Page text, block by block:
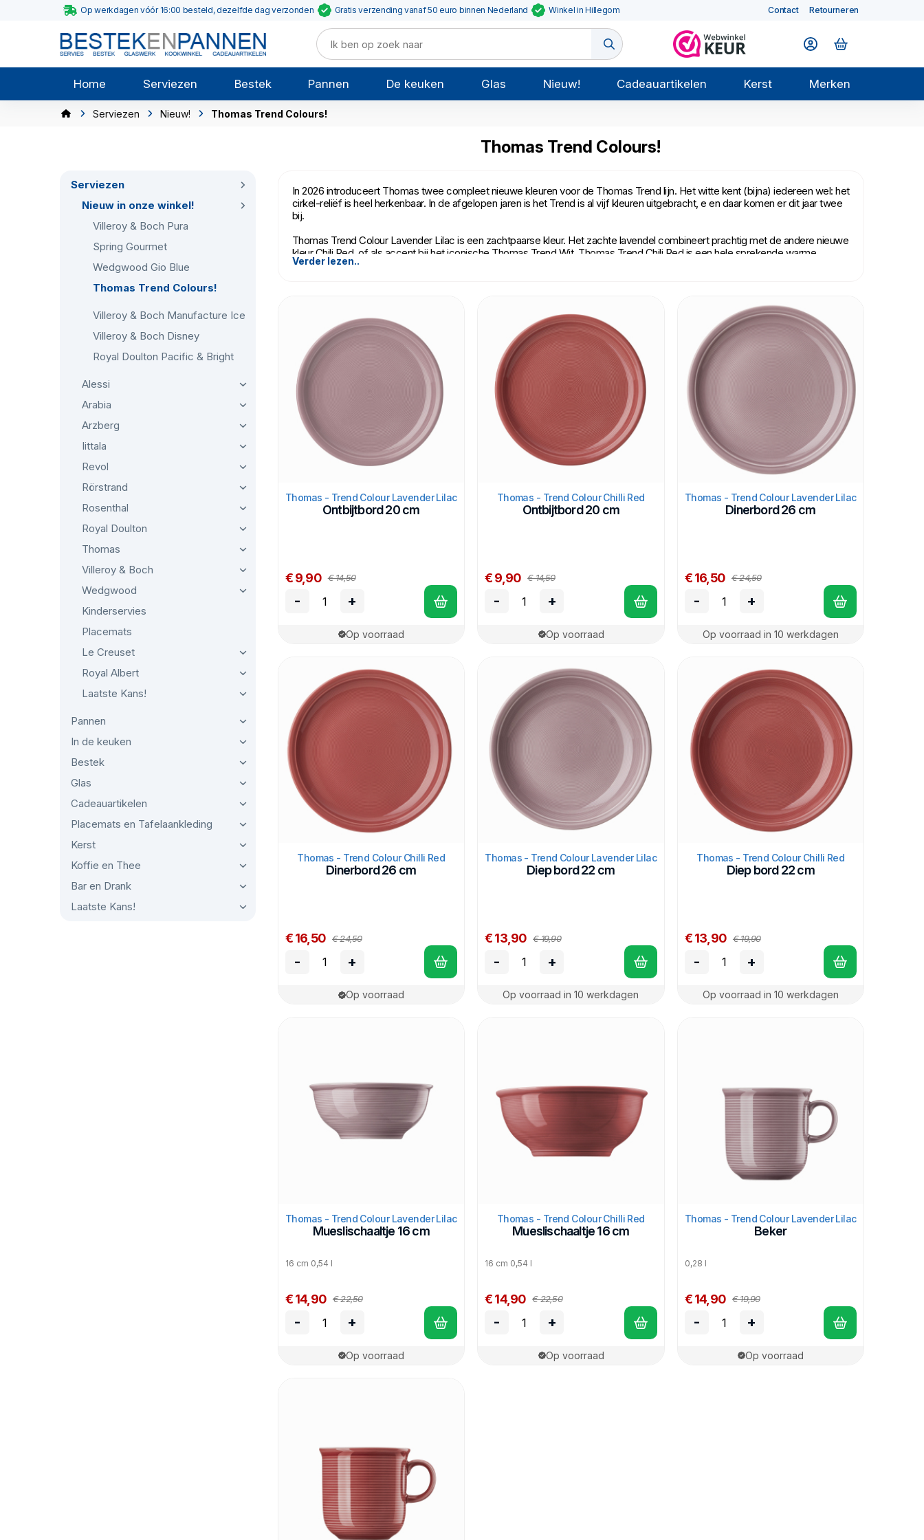
Op werkdagen vóór 16:00 besteld, dezelfde dag verzonden Gratis verzending vanaf 50 euro binnen Nederland Winkel in Hillegom Contact Retourneren
Home Serviezen Bestek Pannen De keuken Glas Nieuw! Cadeauartikelen Kerst Merken
Serviezen Nieuw! Thomas Trend Colours!
Serviezen
Nieuw in onze winkel!
Villeroy & Boch Pura
Spring Gourmet
Wedgwood Gio Blue
Thomas Trend Colours!
Villeroy & Boch Manufacture Ice
Villeroy & Boch Disney
Royal Doulton Pacific & Bright
Alessi
Arabia
Arzberg
Iittala
Revol
Rörstrand
Rosenthal
Royal Doulton
Thomas
Villeroy & Boch
Wedgwood
Kinderservies
Placemats
Le Creuset
Royal Albert
Laatste Kans!
Pannen
In de keuken
Bestek
Glas
Cadeauartikelen
Placemats en Tafelaankleding
Kerst
Koffie en Thee
Bar en Drank
Laatste Kans!
Thomas Trend Colours!
In 2026 introduceert Thomas twee compleet nieuwe kleuren voor de Thomas Trend lijn. Het witte kent (bijna) iedereen wel: het
cirkel-reliëf is heel herkenbaar. In de afgelopen jaren is het Trend is al vijf kleuren uitgebracht, e en daar komen er dit jaar twee
bij.
Thomas Trend Colour Lavender Lilac is een zachtpaarse kleur. Het zachte lavendel combineert prachtig met de andere nieuwe
kleur Chili Red, of als accent bij het iconische Thomas Trend Wit. Thomas Trend Chili Red is een hele sprekende warme
oranjerode kleur.
Verder lezen..
Thomas - Trend Colour Lavender Lilac
Ontbijtbord 20 cm
€ 9,90 € 14,50
- +
Op voorraad
Thomas - Trend Colour Chilli Red
Ontbijtbord 20 cm
€ 9,90 € 14,50
- +
Op voorraad
Thomas - Trend Colour Lavender Lilac
Dinerbord 26 cm
€ 16,50 € 24,50
- +
Op voorraad in 10 werkdagen
Thomas - Trend Colour Chilli Red
Dinerbord 26 cm
€ 16,50 € 24,50
- +
Op voorraad
Thomas - Trend Colour Lavender Lilac
Diep bord 22 cm
€ 13,90 € 19,90
- +
Op voorraad in 10 werkdagen
Thomas - Trend Colour Chilli Red
Diep bord 22 cm
€ 13,90 € 19,90
- +
Op voorraad in 10 werkdagen
Thomas - Trend Colour Lavender Lilac
Mueslischaaltje 16 cm
16 cm 0,54 l
€ 14,90 € 22,50
- +
Op voorraad
Thomas - Trend Colour Chilli Red
Mueslischaaltje 16 cm
16 cm 0,54 l
€ 14,90 € 22,50
- +
Op voorraad
Thomas - Trend Colour Lavender Lilac
Beker
0,28 l
€ 14,90 € 19,90
- +
Op voorraad